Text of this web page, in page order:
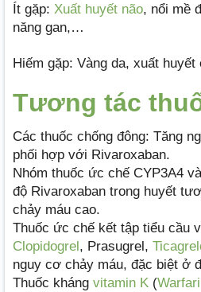
Ít gặp: Xuất huyết não, nổi mề
năng gan,…
Hiếm gặp: Vàng da, xuất
Tương tác
Các thuốc chống đông: Tăng
phối hợp với Rivaroxaban.
Nhóm thuốc ức chế CYP3A4
độ Rivaroxaban trong huyết
chảy máu cao.
Thuốc ức chế kết tập tiểu cầu
Clopidogrel, Prasugrel,
nguy cơ chảy máu, đặc biệt ở
Thuốc kháng vitamin K (